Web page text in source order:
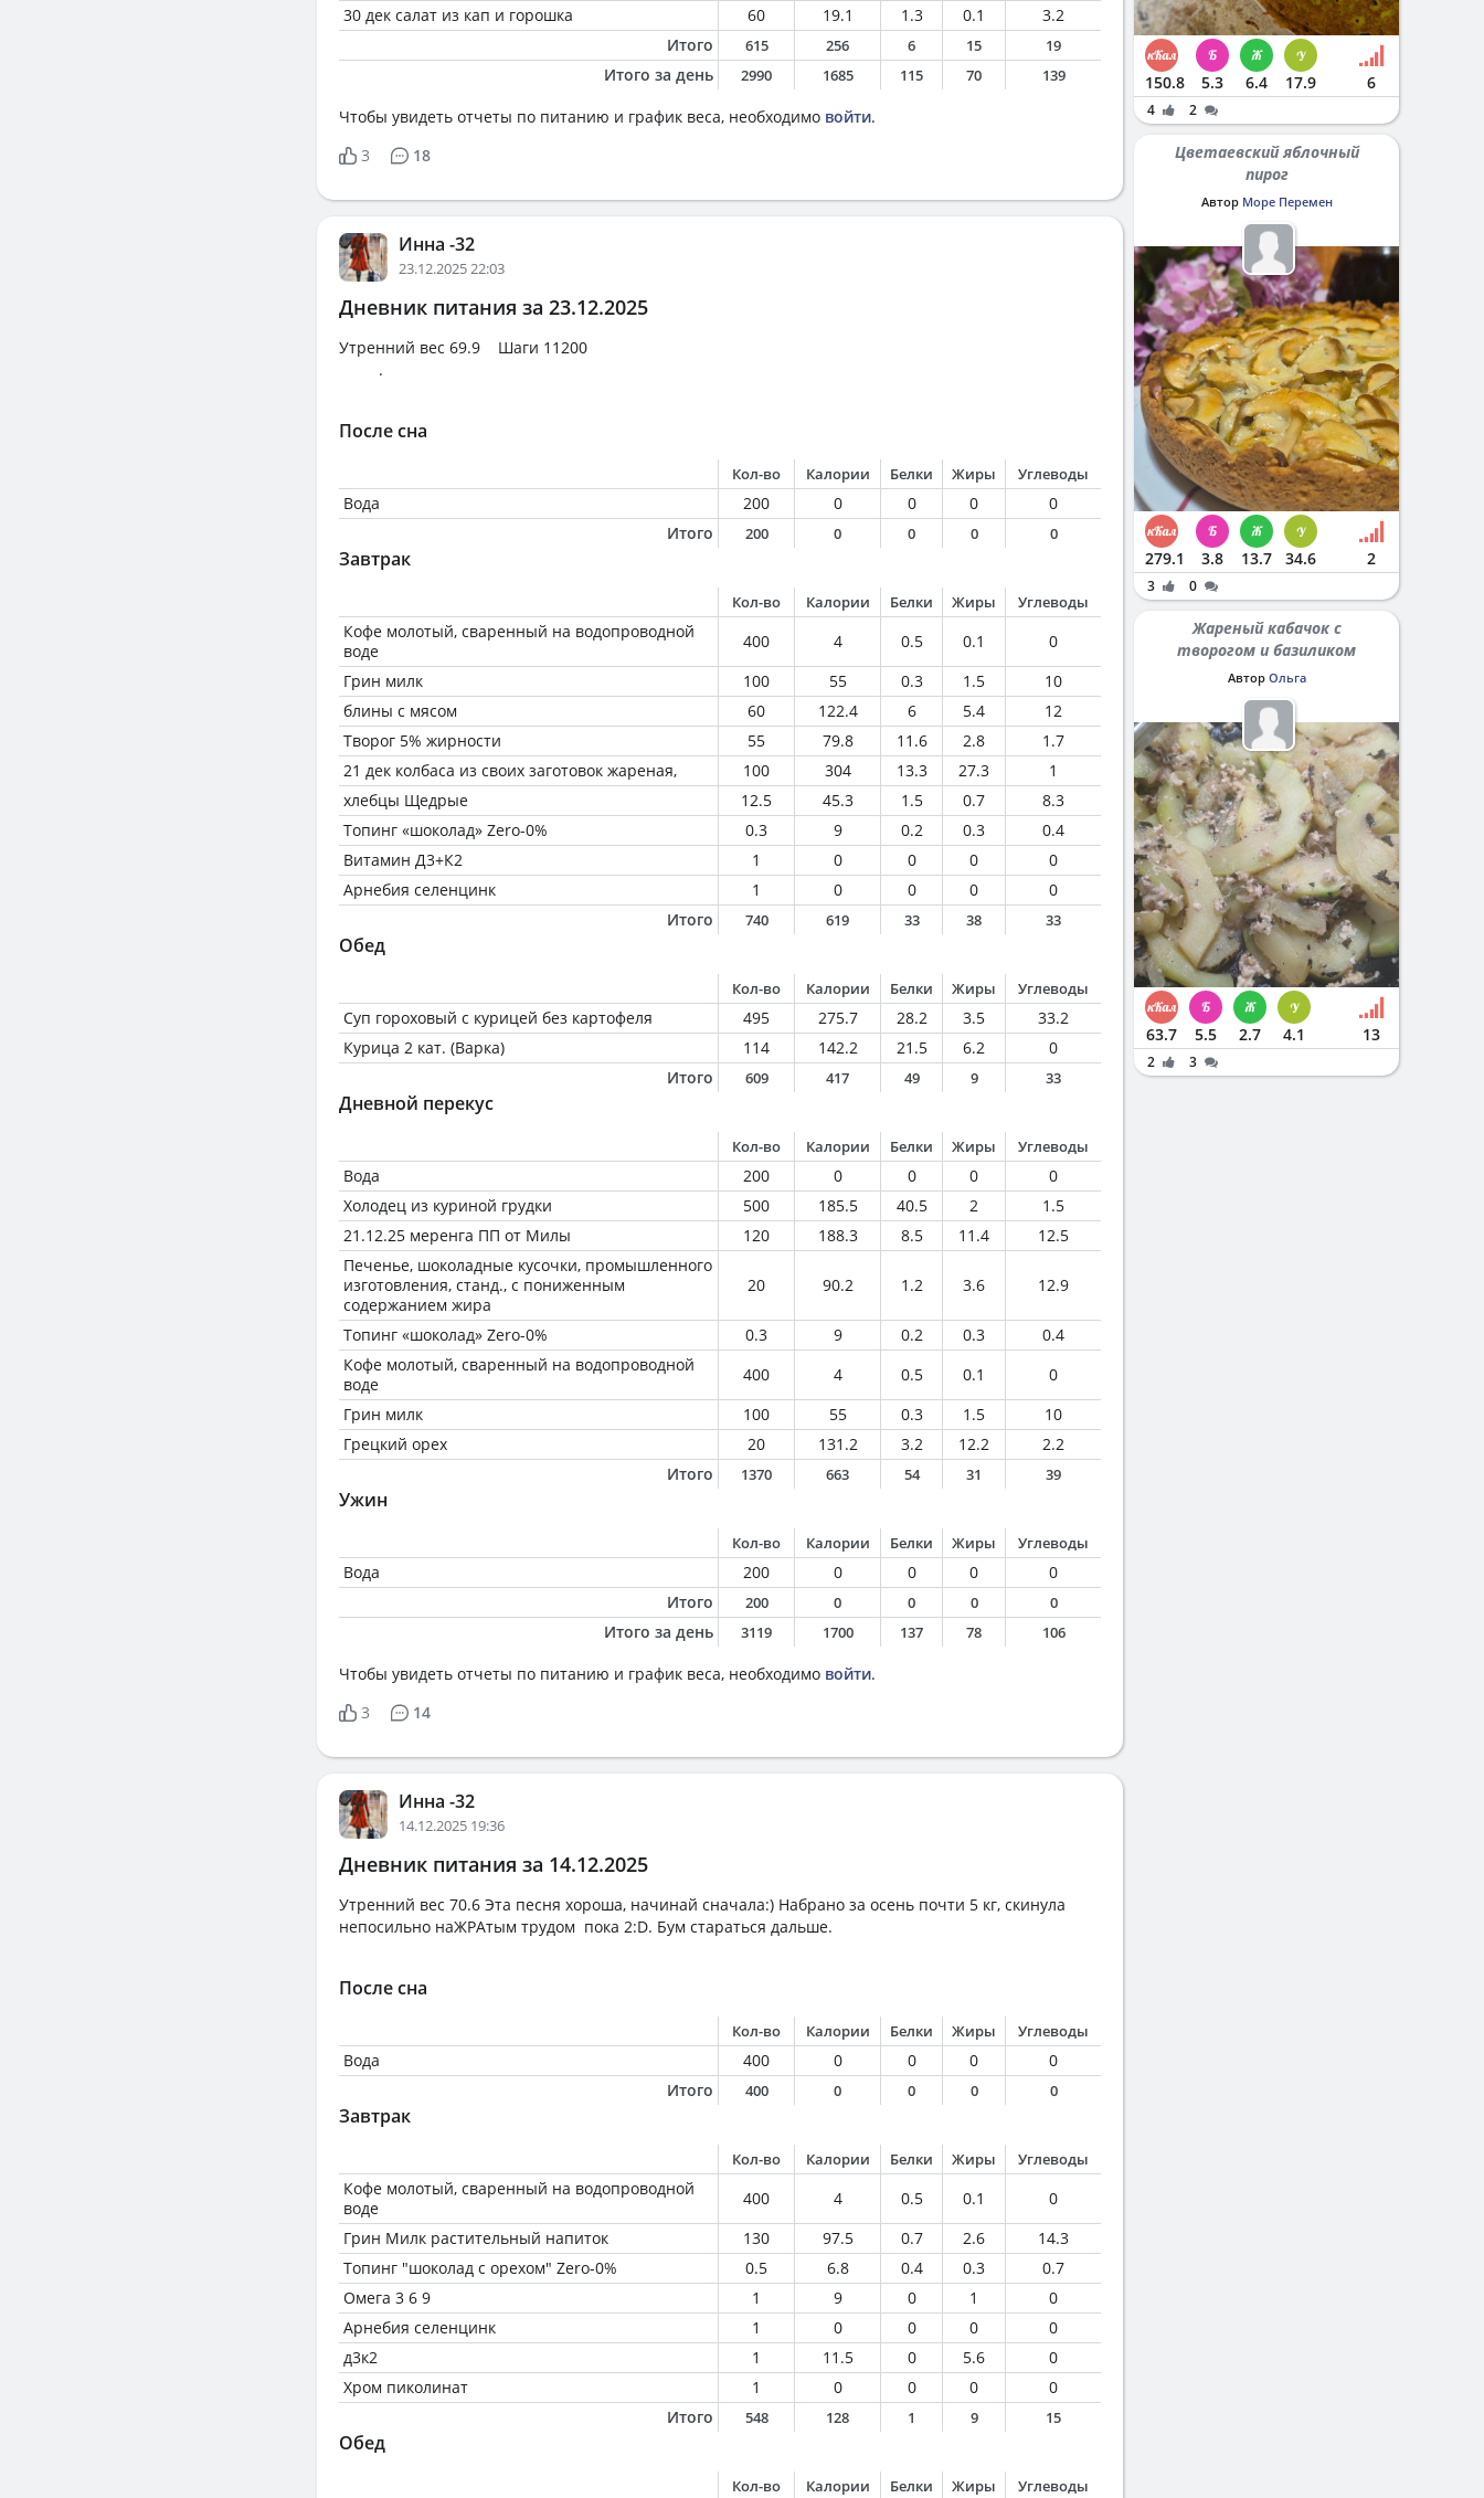
30 дек салат из кап и горошка
60 19.1 1.3 0.1
3.2
Итого
615 256 6 15 19
Итого за день 2990 1685 115 70 139
Чтобы увидеть отчеты по питанию и график веса, необходимо войти.
3
18
Инна -32
23.12.2025 22:03
Дневник питания за 23.12.2025
Утренний вес 69.9 Шаги 11200
.
После сна
Кол-во Калории Белки Жиры Углеводы
Вода 200 0 0 0
0
Итого
200 0 0 0 0
Завтрак
Кол-во Калории Белки Жиры Углеводы
Кофе молотый, сваренный на водопроводной
воде
400 4 0.5 0.1
0
Грин милк
100 55 0.3 1.5
10
блины с мясом
60 122.4 6 5.4
12
Творог 5% жирности
55 79.8 11.6 2.8
1.7
21 дек колбаса из своих заготовок жареная,
100 304 13.3 27.3
1
хлебцы Щедрые
12.5 45.3 1.5 0.7
8.3
Топинг «шоколад» Zero-0%
0.3 9 0.2 0.3
0.4
Витамин Д3+К2
1 0 0 0
0
Арнебия селенцинк
1 0 0 0
0
Итого
740 619 33 38 33
Обед
Кол-во Калории Белки Жиры Углеводы
Суп гороховый с курицей без картофеля 495 275.7 28.2 3.5
33.2
Курица 2 кат. (Варка)
114 142.2 21.5 6.2
0
Итого
609 417 49 9 33
Дневной перекус
Кол-во Калории Белки Жиры Углеводы
Вода 200 0 0 0
0
Холодец из куриной грудки
500 185.5 40.5 2
1.5
21.12.25 меренга ПП от Милы
120 188.3 8.5 11.4
12.5
Печенье, шоколадные кусочки, промышленного
изготовления, станд., с пониженным
содержанием жира
20 90.2 1.2 3.6 12.9
Топинг «шоколад» Zero-0% 0.3 9 0.2 0.3
0.4
Кофе молотый, сваренный на водопроводной
воде
400 4 0.5 0.1
0
Грин милк
100 55 0.3 1.5
10
Грецкий орех
20 131.2 3.2 12.2
2.2
Итого
1370 663 54 31 39
Ужин
Кол-во Калории Белки Жиры Углеводы
Вода 200 0 0 0
0
Итого
200 0 0 0 0
Итого за день 3119 1700 137 78 106
Чтобы увидеть отчеты по питанию и график веса, необходимо войти.
3
14
Инна -32
14.12.2025 19:36
Дневник питания за 14.12.2025
Утренний вес 70.6 Эта песня хороша, начинай сначала:) Набрано за осень почти 5 кг, скинула
непосильно наЖРАтым трудом пока 2:D. Бум стараться дальше.
После сна
Кол-во Калории Белки Жиры Углеводы
Вода 400 0 0 0
0
Итого
400 0 0 0 0
Завтрак
Кол-во Калории Белки Жиры Углеводы
Кофе молотый, сваренный на водопроводной
воде
400 4 0.5 0.1
0
Грин Милк растительный напиток
130 97.5 0.7 2.6
14.3
Топинг "шоколад с орехом" Zero-0%
0.5 6.8 0.4 0.3
0.7
Омега 3 6 9
1 9 0 1
0
Арнебия селенцинк
1 0 0 0
0
д3к2
1 11.5 0 5.6
0
Хром пиколинат
1 0 0 0
0
Итого
548 128 1 9 15
Обед
Кол-во Калории Белки Жиры Углеводы
150.8 5.3 6.4 17.9 6
4 2
Цветаевский яблочный
пирог
Автор Море Перемен
279.1 3.8 13.7 34.6 2
3 0
Жареный кабачок с
творогом и базиликом
Автор Ольга
63.7 5.5 2.7 4.1 13
2 3